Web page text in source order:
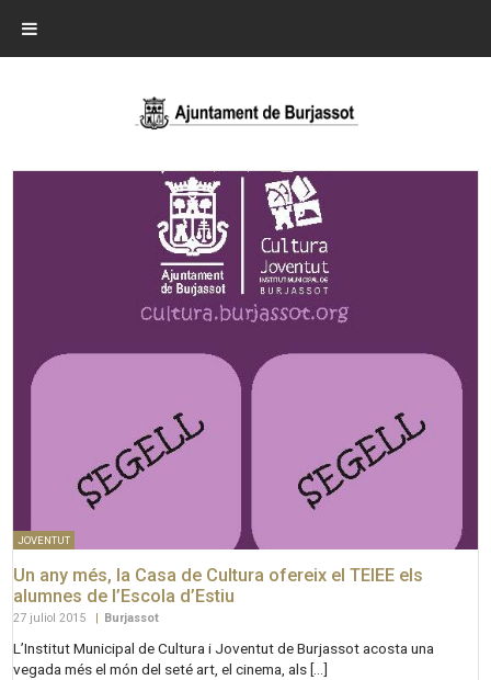
JOVENTUT
Un any més, la Casa de Cultura ofereix el TEIEE els
alumnes de l’Escola d’Estiu
27 juliol 2015 | Burjassot
L’Institut Municipal de Cultura i Joventut de Burjassot acosta una
vegada més el món del seté art, el cinema, als […]